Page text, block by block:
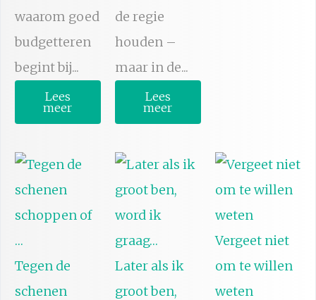
waarom goed
budgetteren
begint bij...
Lees
meer
de regie
houden –
maar in de...
Lees
meer
Tegen de
schenen
Later als ik
groot ben,
Vergeet niet
om te willen
weten